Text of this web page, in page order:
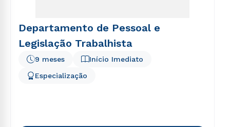
Departamento de Pessoal e
Legislação Trabalhista
Início Imediato
9 meses
Especialização